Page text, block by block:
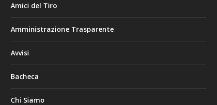
Amici del Tiro
Amministrazione Trasparente
Avvisi
Bacheca
Chi Siamo